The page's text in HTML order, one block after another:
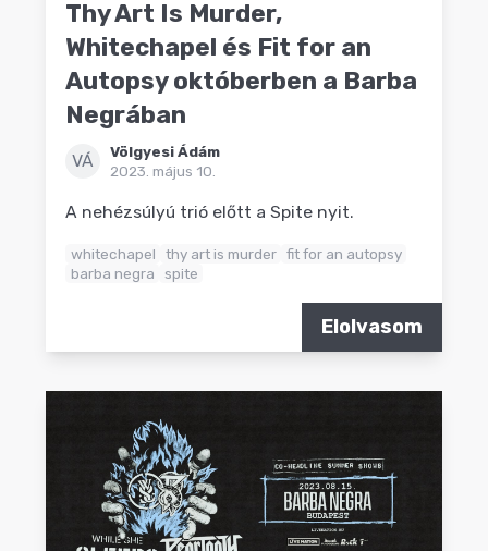
Thy Art Is Murder,
Whitechapel és Fit for an
Autopsy októberben a Barba
Negrában
VÁ
Völgyesi Ádám
2023. május 10.
A nehézsúlyú trió előtt a Spite nyit.
whitechapel thy art is murder fit for an autopsy
barba negra
spite
Elolvasom